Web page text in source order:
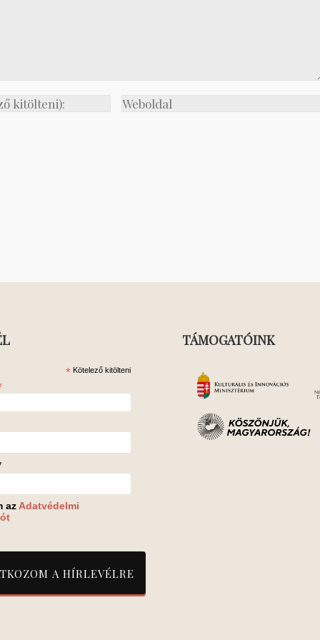
* Kötelező kitölteni
az Adatvédelmi
TÁMOGATÓINK